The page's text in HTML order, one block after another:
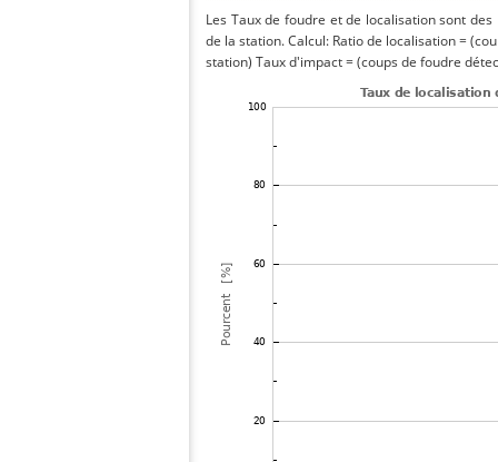
Les Taux de foudre et de localisation sont
de la station. Calcul: Ratio de localisation =
station) Taux d'impact = (coups de foudre